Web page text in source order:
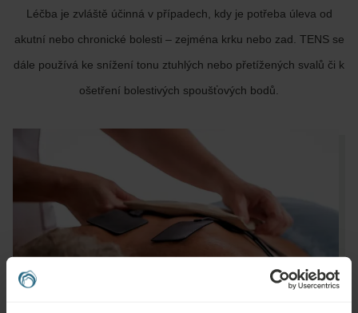
Léčba je zvláště účinná v případech, kdy je potřeba úleva od
akutní nebo chronické bolesti – zejména krku nebo zad. TENS se
dále používá ke snížení tonu ztuhlých nebo přetížených svalů či k
ošetření bolestivých spoušťových bodů.